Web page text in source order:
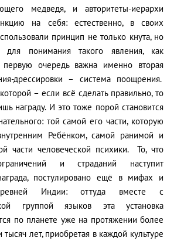
медведя, и авторитеты-иерархи
на себя: естественно, в своих
принцип не только кнута, но
понимания такого явления, как
первую очередь важна именно вторая
дрессировки – система поощрения.
– если всё сделать правильно, то
награду. И это тоже порой становится
той самой его части, которую
Ребёнком, самой ранимой и
части человеческой психики. То, что
и страданий наступит
постулировано ещё в мифах и
Индии: оттуда вместе с
группой языков эта установка
по планете уже на протяжении более
тысяч лет, приобретая в каждой культуре